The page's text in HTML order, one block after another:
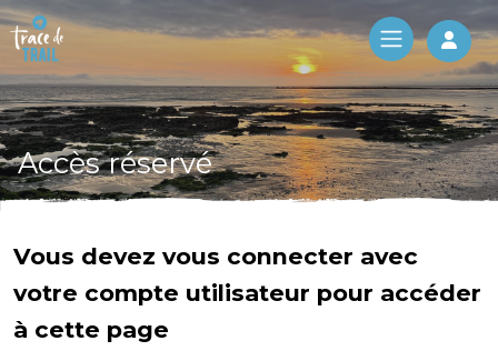
Log
Accès réservé
Vous devez vous connecter avec
votre compte utilisateur pour accéder
à cette page